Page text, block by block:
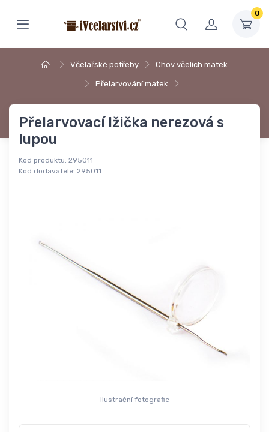
0
Včelařské potřeby Chov včelích matek
Přelarvování matek …
Přelarvovací lžička nerezová s
lupou
Kód produktu: 295011
Kód dodavatele: 295011
Ilustrační fotografie